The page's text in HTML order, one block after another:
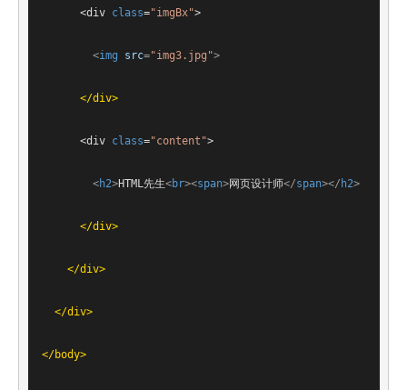
<div class="imgBx">
<img src="img3.jpg">
</div>
<div class="content">
<h2>HTML先生<br><span>网页设计师</span></ h2>
</div>
</div>
</div>
</body>